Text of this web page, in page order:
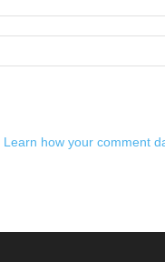
Learn how your comment